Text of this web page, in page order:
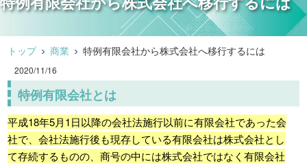
トップ 商業 特例有限会社から株式会社へ移行するには
2020/11/16
特例有限会社とは
平成18年5月1日以降の会社法施行以前に有限会社であった会
社で、会社法施行後も現存している有限会社は株式会社とし
て存続するものの、商号の中には株式会社ではなく有限会社